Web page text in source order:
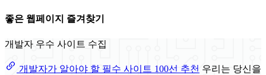
좋은 웹페이지 즐겨찾기
개발자 우수 사이트 수집
개발자가 알아야 할 필수 사이트 100선 추천 우리는 당신을